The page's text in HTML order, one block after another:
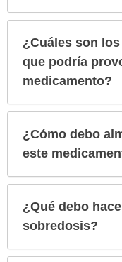
¿Cuáles son
que podría
medicamento?
¿Cómo debo
este
¿Qué debo
sobredosis?